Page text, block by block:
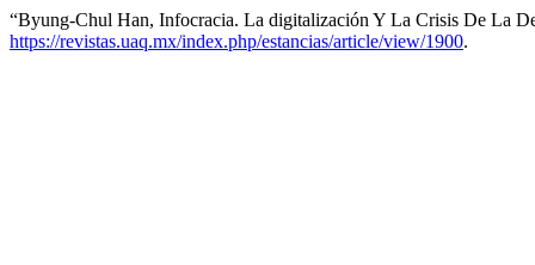
“Byung-Chul Han, Infocracia. La digitalización Y La Crisis De La
https://revistas.uaq.mx/index.php/estancias/article/view/1900.